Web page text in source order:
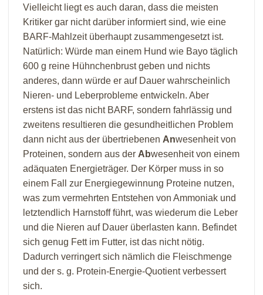
Vielleicht liegt es auch daran, dass die meisten
Kritiker gar nicht darüber informiert sind, wie eine
BARF-Mahlzeit überhaupt zusammengesetzt ist.
Natürlich: Würde man einem Hund wie Bayo täglich
600 g reine Hühnchenbrust geben und nichts
anderes, dann würde er auf Dauer wahrscheinlich
Nieren- und Leberprobleme entwickeln. Aber
erstens ist das nicht BARF, sondern fahrlässig und
zweitens resultieren die gesundheitlichen Problem
dann nicht aus der übertriebenen Anwesenheit von
Proteinen, sondern aus der Abwesenheit von einem
adäquaten Energieträger. Der Körper muss in so
einem Fall zur Energiegewinnung Proteine nutzen,
was zum vermehrten Entstehen von Ammoniak und
letztendlich Harnstoff führt, was wiederum die Leber
und die Nieren auf Dauer überlasten kann. Befindet
sich genug Fett im Futter, ist das nicht nötig.
Dadurch verringert sich nämlich die Fleischmenge
und der s. g. Protein-Energie-Quotient verbessert
sich.